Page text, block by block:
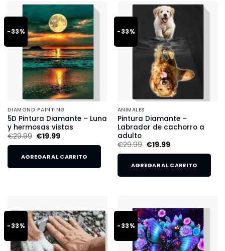
-33%
DIAMOND PAINTING
5D Pintura Diamante – Luna
y hermosas vistas
€29.99 €19.99
AGREGAR AL CARRITO
-33%
ANIMALES
Pintura Diamante –
Labrador de cachorro a
adulto
€29.99 €19.99
AGREGAR AL CARRITO
-33% -33%